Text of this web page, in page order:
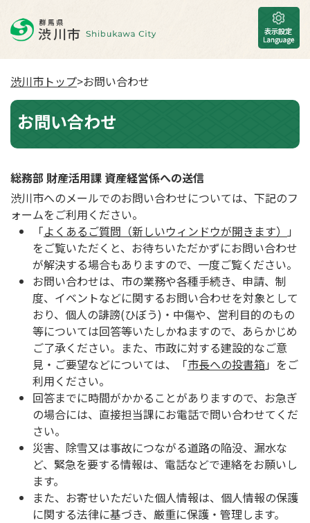
渋川市トップ>お問い合わせ
お問い合わせ
総務部 財産活用課 資産経営係への送信
渋川市へのメールでのお問い合わせについては、下記のフ
ォームをご利用ください。
「よくあるご質問（新しいウィンドウが開きます）
」
をご覧いただくと、お待ちいただかずにお問い合わせ
が解決する場合もありますので、一度ご覧ください。
お問い合わせは、市の業務や各種手続き、申請、制
度、イベントなどに関するお問い合わせを対象として
おり、個人の誹謗(ひぼう)・中傷や、営利目的のもの
等については回答等いたしかねますので、あらかじめ
ご了承ください。また、市政に対する建設的なご意
見・ご要望などについては、「市長への投書箱」をご
利用ください。
回答までに時間がかかることがありますので、お急ぎ
の場合には、直接担当課にお電話で問い合わせてくだ
さい。
災害、除雪又は事故につながる道路の陥没、漏水な
ど、緊急を要する情報は、電話などで連絡をお願いし
ます。
また、お寄せいただいた個人情報は、個人情報の保護
に関する法律に基づき、厳重に保護・管理します。